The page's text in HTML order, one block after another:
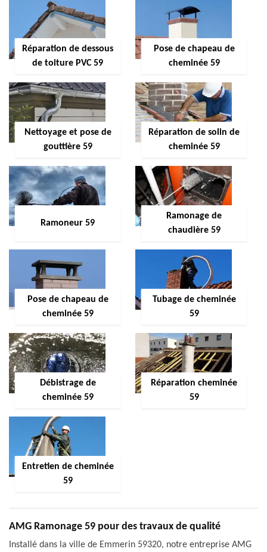
Réparation de dessous
de toiture PVC 59
Pose de chapeau de
cheminée 59
Nettoyage et pose de
gouttière 59
Réparation de solin de
cheminée 59
Ramoneur 59
Ramonage de
chaudière 59
Pose de chapeau de
cheminée 59
Tubage de cheminée
59
Débistrage de
cheminée 59
Réparation cheminée
59
Entretien de cheminée
59
AMG Ramonage 59 pour des travaux de qualité
Installé dans la ville de Emmerin 59320, notre entreprise AMG